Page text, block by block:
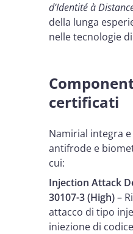
d’Identité à
della lunga
nelle tecnologie
certificati
Namirial integra
antifrode e
cui:
Injection Attack
30107-3 (High)–
attacco di tipo
iniezione di